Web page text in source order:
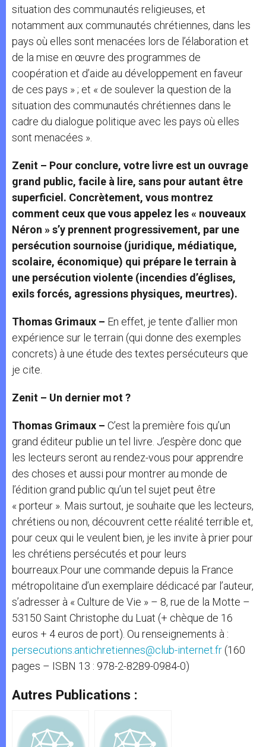
situation des communautés religieuses, et
notamment aux communautés chrétiennes, dans les
pays où elles sont menacées lors de l’élaboration et
de la mise en œuvre des programmes de
coopération et d’aide au développement en faveur
de ces pays » ; et « de soulever la question de la
situation des communautés chrétiennes dans le
cadre du dialogue politique avec les pays où elles
sont menacées ».
Zenit – Pour conclure, votre livre est un ouvrage
grand public, facile à lire, sans pour autant être
superficiel. Concrètement, vous montrez
comment ceux que vous appelez les « nouveaux
Néron » s’y prennent progressivement, par une
persécution sournoise (juridique, médiatique,
scolaire, économique) qui prépare le terrain à
une persécution violente (incendies d’églises,
exils forcés, agressions physiques, meurtres).
Thomas Grimaux – En effet, je tente d’allier mon
expérience sur le terrain (qui donne des exemples
concrets) à une étude des textes persécuteurs que
je cite.
Zenit – Un dernier mot ?
Thomas Grimaux – C’est la première fois qu’un
grand éditeur publie un tel livre. J’espère donc que
les lecteurs seront au rendez-vous pour apprendre
des choses et aussi pour montrer au monde de
l’édition grand public qu’un tel sujet peut être
« porteur ». Mais surtout, je souhaite que les lecteurs,
chrétiens ou non, découvrent cette réalité terrible et,
pour ceux qui le veulent bien, je les invite à prier pour
les chrétiens persécutés et pour leurs
bourreaux.Pour une commande depuis la France
métropolitaine d’un exemplaire dédicacé par l’auteur,
s’adresser à « Culture de Vie » – 8, rue de la Motte –
53150 Saint Christophe du Luat (+ chèque de 16
euros + 4 euros de port). Ou renseignements à :
persecutions.antichretiennes@club-internet.fr (160
pages – ISBN 13 : 978-2-8289-0984-0)
Autres Publications :